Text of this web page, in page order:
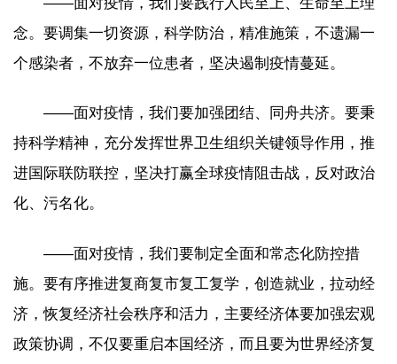
念。要调集一切资源，科学防治，精准施策，不遗漏一
个感染者，不放弃一位患者，坚决遏制疫情蔓延。
——面对疫情，我们要加强团结、同舟共济。要秉
持科学精神，充分发挥世界卫生组织关键领导作用，推
进国际联防联控，坚决打赢全球疫情阻击战，反对政治
化、污名化。
——面对疫情，我们要制定全面和常态化防控措
施。要有序推进复商复市复工复学，创造就业，拉动经
济，恢复经济社会秩序和活力，主要经济体要加强宏观
政策协调，不仅要重启本国经济，而且要为世界经济复